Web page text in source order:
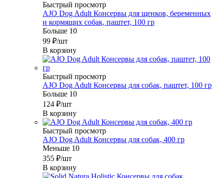
Быстрый просмотр
AJO Dog Adult Консервы для щенков, беременных
и кормящих собак, паштет, 100 гр
Больше 10
99 ₽/шт
В корзину
Быстрый просмотр
AJO Dog Adult Консервы для собак, паштет, 100 гр
Больше 10
124 ₽/шт
В корзину
Быстрый просмотр
AJO Dog Adult Консервы для собак, 400 гр
Меньше 10
355 ₽/шт
В корзину